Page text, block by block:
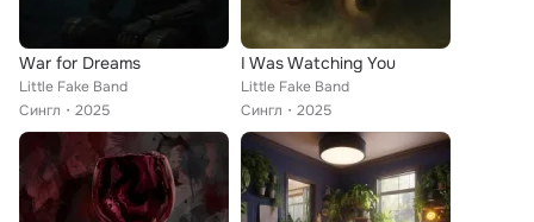
War for Dreams
Little Fake Band
Сингл
2025
I Was Watching You
Little Fake Band
Сингл
2025